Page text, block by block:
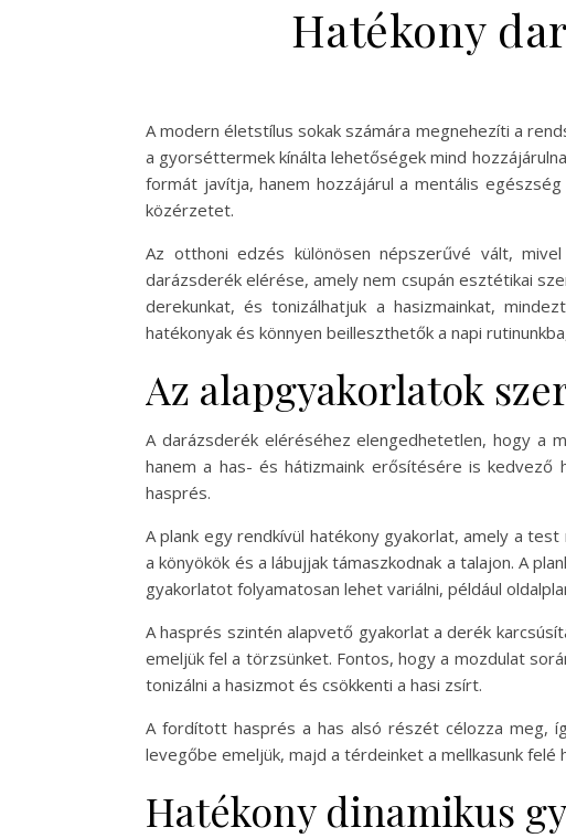
Hatékony
A modern életstílus sokak számára megnehezíti a
a gyorséttermek kínálta lehetőségek mind
formát javítja, hanem hozzájárul a mentális
közérzetet.
Az otthoni edzés különösen népszerűvé vált,
darázsderék elérése, amely nem csupán esztétikai
derekunkat, és tonizálhatjuk a hasizmainkat,
hatékonyak és könnyen beilleszthetők a napi
Az alapgyakorlatok
A darázsderék eléréséhez elengedhetetlen, hogy a
hanem a has- és hátizmaink erősítésére is
hasprés.
A plank egy rendkívül hatékony gyakorlat, amely a
a könyökök és a lábujjak támaszkodnak a talajon. A
gyakorlatot folyamatosan lehet variálni, például
A hasprés szintén alapvető gyakorlat a derék
emeljük fel a törzsünket. Fontos, hogy a mozdulat
tonizálni a hasizmot és csökkenti a hasi zsírt.
A fordított hasprés a has alsó részét célozza meg,
levegőbe emeljük, majd a térdeinket a mellkasunk
Hatékony dinamikus